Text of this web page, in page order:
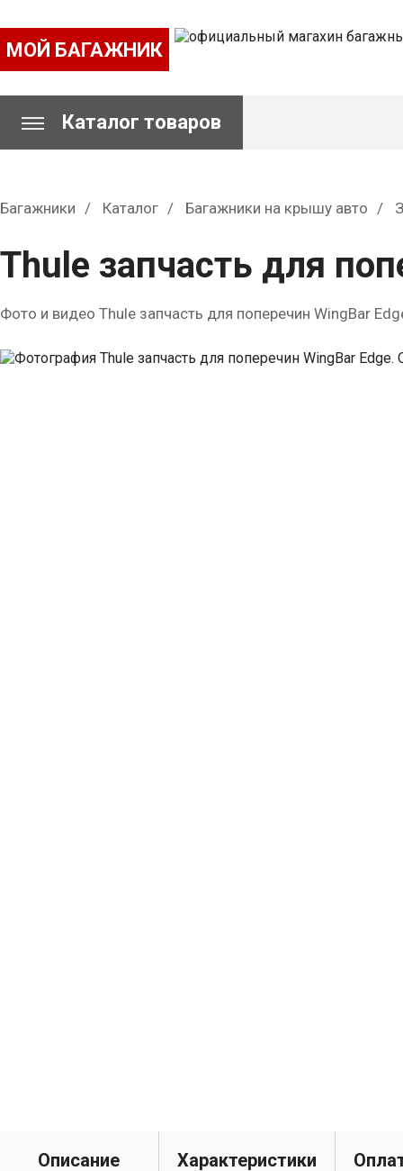
МОЙ БАГАЖНИК
Каталог товаров
Багажники Каталог Багажники на крышу авто
Thule запчасть для
Фото и видео Thule запчасть для поперечин WingBar
Описание Характеристики